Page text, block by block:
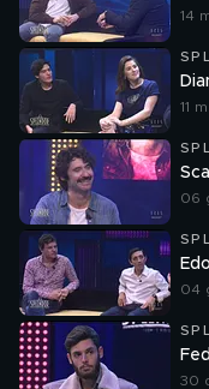
14
11
06
04
30